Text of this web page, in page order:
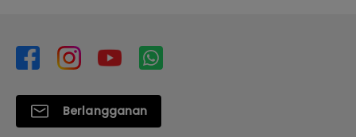
Berlangganan